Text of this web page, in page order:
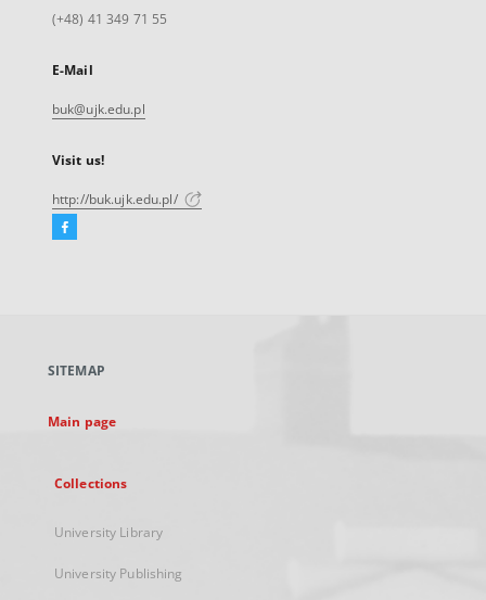
(+48) 41 349 71 55
E-Mail
buk@ujk.edu.pl
Visit us!
http://buk.ujk.edu.pl/
Facebook
new
SITEMAP
Main page
Collections
University Library
University Publishing